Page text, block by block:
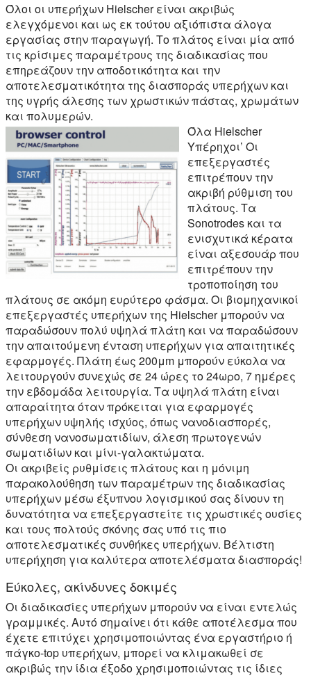
Όλοι οι υπερήχων Hielscher είναι ακριβώς
ελεγχόμενοι και ως εκ τούτου αξιόπιστα άλογα
εργασίας στην παραγωγή. Το πλάτος είναι μία από
τις κρίσιμες παραμέτρους της διαδικασίας που
επηρεάζουν την αποδοτικότητα και την
αποτελεσματικότητα της διασποράς υπερήχων και
της υγρής άλεσης των χρωστικών πάστας, χρωμάτων
και πολυμερών.
Όλα Hielscher
Υπέρηχοι’ Οι
επεξεργαστές
επιτρέπουν την
ακριβή ρύθμιση του
πλάτους. Τα
Sonotrodes και τα
ενισχυτικά κέρατα
είναι αξεσουάρ που
επιτρέπουν την
τροποποίηση του
πλάτους σε ακόμη ευρύτερο φάσμα. Οι βιομηχανικοί
επεξεργαστές υπερήχων της Hielscher μπορούν να
παραδώσουν πολύ υψηλά πλάτη και να παραδώσουν
την απαιτούμενη ένταση υπερήχων για απαιτητικές
εφαρμογές. Πλάτη έως 200μm μπορούν εύκολα να
λειτουργούν συνεχώς σε 24 ώρες το 24ωρο, 7 ημέρες
την εβδομάδα λειτουργία. Τα υψηλά πλάτη είναι
απαραίτητα όταν πρόκειται για εφαρμογές
υπερήχων υψηλής ισχύος, όπως νανοδιασπορές,
σύνθεση νανοσωματιδίων, άλεση πρωτογενών
σωματιδίων και μίνι-γαλακτώματα.
Οι ακριβείς ρυθμίσεις πλάτους και η μόνιμη
παρακολούθηση των παραμέτρων της διαδικασίας
υπερήχων μέσω έξυπνου λογισμικού σας δίνουν τη
δυνατότητα να επεξεργαστείτε τις χρωστικές ουσίες
και τους πολτούς σκόνης σας υπό τις πιο
αποτελεσματικές συνθήκες υπερήχων. Βέλτιστη
υπερήχηση για καλύτερα αποτελέσματα διασποράς!
Εύκολες, ακίνδυνες δοκιμές
Οι διαδικασίες υπερήχων μπορούν να είναι εντελώς
γραμμικές. Αυτό σημαίνει ότι κάθε αποτέλεσμα που
έχετε επιτύχει χρησιμοποιώντας ένα εργαστήριο ή
πάγκο-top υπερήχων, μπορεί να κλιμακωθεί σε
ακριβώς την ίδια έξοδο χρησιμοποιώντας τις ίδιες